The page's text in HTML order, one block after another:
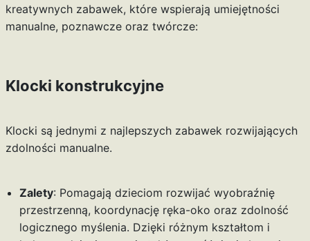
kreatywnych zabawek, które wspierają umiejętności
manualne, poznawcze oraz twórcze:
Klocki konstrukcyjne
Klocki są jednymi z najlepszych zabawek rozwijających
zdolności manualne.
Zalety: Pomagają dzieciom rozwijać wyobraźnię
przestrzenną, koordynację ręka-oko oraz zdolność
logicznego myślenia. Dzięki różnym kształtom i